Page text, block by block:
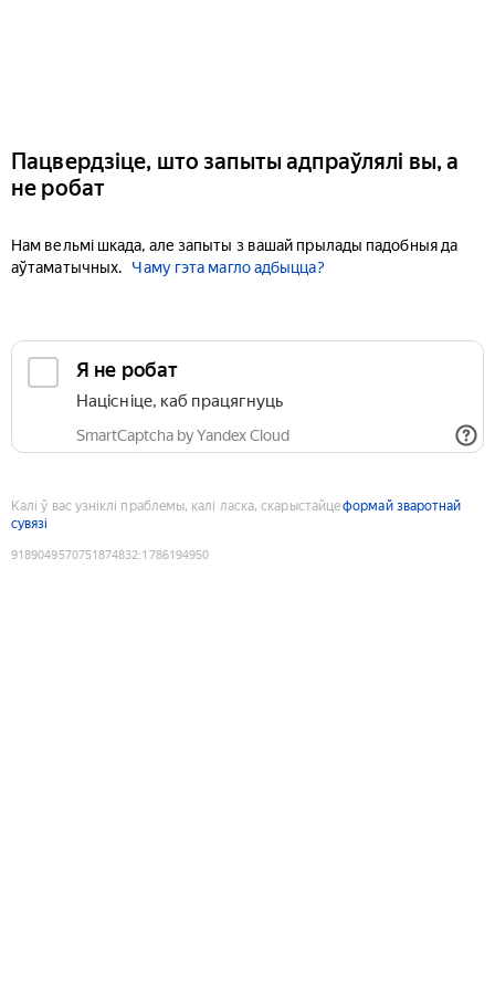
Пацвердзіце, што запыты адпраўлялі вы, а
не робат
Нам вельмі шкада, але запыты з вашай прылады падобныя да
аўтаматычных.
Чаму гэта магло адбыцца?
Я не робат
Націсніце, каб працягнуць
SmartCaptcha by Yandex Cloud
Калі ў вас узніклі праблемы, калі ласка, скарыстайцеформай зваротнай
сувязі
9189049570751874832:1786194950